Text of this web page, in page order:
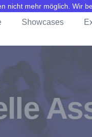
nicht mehr möglich. Wir
Showcases